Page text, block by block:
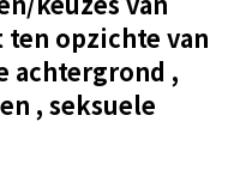
opzichte van
achtergrond ,
, seksuele